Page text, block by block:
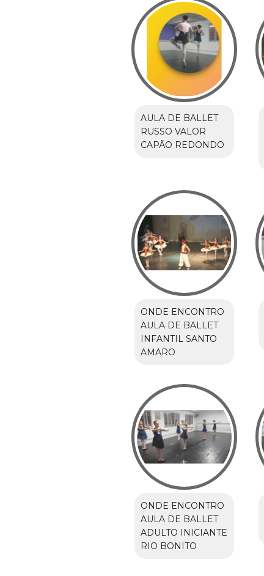
AULA DE BALLET
RUSSO VALOR
CAPÃO REDONDO
ONDE ENCONTRO
AULA DE BALLET
INFANTIL SANTO
AMARO
ONDE ENCONTRO
AULA DE BALLET
ADULTO INICIANTE
RIO BONITO